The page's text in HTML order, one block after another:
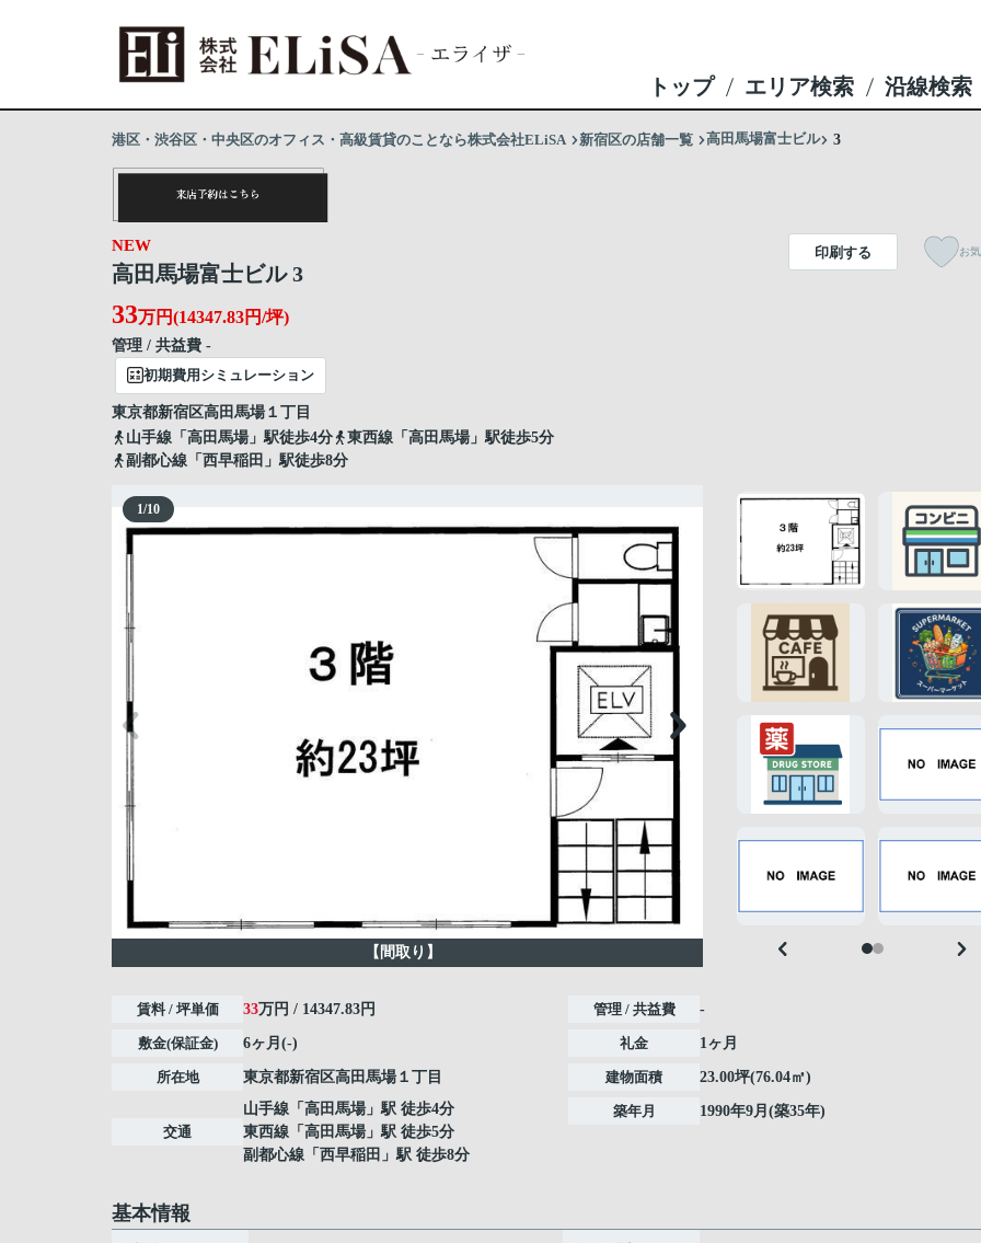
トップ エリア検索 沿線検索
港区・渋谷区・中央区のオフィス・高級賃貸のことなら株式会社ELiSA 新宿区の店舗一覧 高田馬場富士ビル 3
NEW
高田馬場富士ビル 3
33万円(14347.83円/坪)
管理 / 共益費 -
初期費用シミュレーション
東京都新宿区高田馬場 １丁目
山手線「高田馬場」駅徒歩4分
東西線「高田馬場」駅徒歩5分
副都心線「西早稲田」駅徒歩8分
印刷する お
1/10
【間取り】
賃料 / 坪単価 33万円 / 14347.83円
敷金(保証金) 6ヶ月(-)
所在地 東京都新宿区高田馬場 １丁目
交通
山手線 「 高田馬場 」駅 徒歩4分
東西線 「 高田馬場 」駅 徒歩5分
副都心線 「 西早稲田 」駅 徒歩8分
管理 / 共益費 -
礼金 1ヶ月
建物面積 23.00坪(76.04㎡)
築年月 1990年9月(築35年)
基本情報